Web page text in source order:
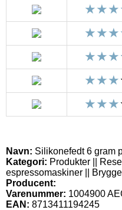
Navn: Silikonefedt 6 gram
Kategori: Produkter ||
espressomaskiner ||
Producent:
Varenummer: 1004900
EAN: 8713411194245